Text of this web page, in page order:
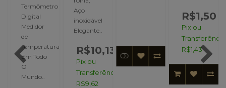
Termômetro
Digital
Medidor
de
Temperatura
Em Todo
O
Mundo..
Aço
inoxidável
Elegante..
R$10,13
Pix ou
Transferência:
R$9,62
R$1,50
Pix ou
R$1,43